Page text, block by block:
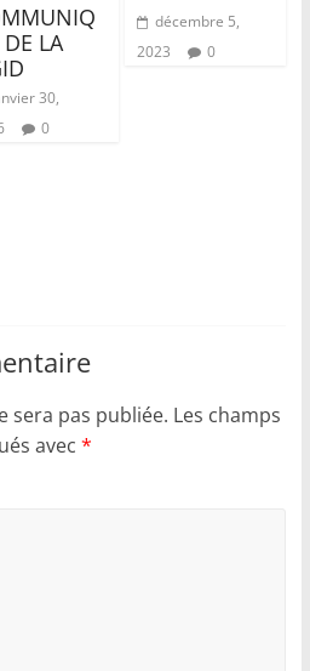
LA
30,
0
décembre 5,
2023
0
sera pas publiée. Les champs
avec *